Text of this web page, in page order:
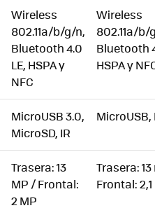
Wireless
802.11a/b/g/n,
Bluetooth 4.0
LE, HSPAy
NFC
Wireless
802.11a/b/
Bluetooth
HSPAy
MicroUSB 3.0,
MicroSD, IR
MicroUSB,
Trasera: 13
MP / Frontal:
2 MP
Trasera:
Frontal: